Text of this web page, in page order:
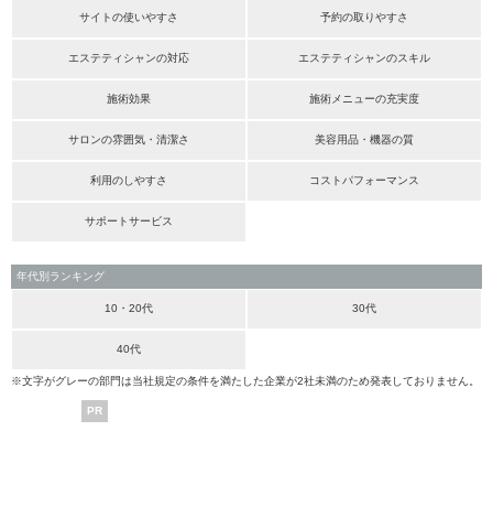
サイトの使いやすさ 予約の取りやすさ
エステティシャンの対応 エステティシャンのスキル
施術効果 施術メニューの充実度
サロンの雰囲気・清潔さ 美容用品・機器の質
利用のしやすさ コストパフォーマンス
サポートサービス
年代別ランキング
10・20代 30代
40代
※文字がグレーの部門は当社規定の条件を満たした企業が2社未満のため発表しておりません。
PR